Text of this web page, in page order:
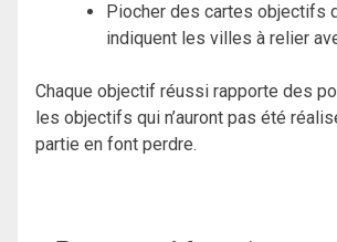
Piocher des cartes objectifs
indiquent les villes à relier
Chaque objectif réussi rapporte des
les objectifs qui n’auront pas été
partie en font perdre.